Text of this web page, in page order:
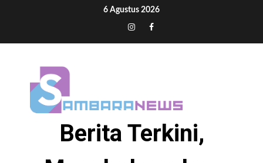
6 Agustus 2026
Tiktok
InstagramFacebook
Berita Terkini,